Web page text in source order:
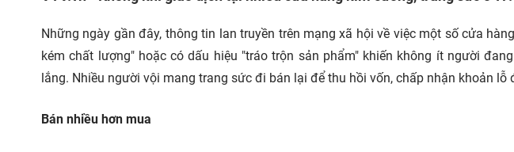
Những ngày gần đây, thông tin lan truyền trên mạng xã hội về việc một số cửa
kém chất lượng" hoặc có dấu hiệu "tráo trộn sản phẩm" khiến không ít người
lắng. Nhiều người vội mang trang sức đi bán lại để thu hồi vốn, chấp nhận khoản lỗ
Bán nhiều hơn mua